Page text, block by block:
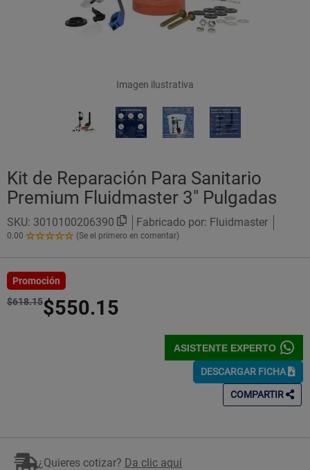
Imagen ilustrativa
Kit de Reparación Para Sanitario
Premium Fluidmaster 3" Pulgadas
SKU: 3010100206390 Fabricado por: Fluidmaster
0.00
0.00
Estrellas!
(Se el primero en comentar)
Promoción
$618.15$550.15
ASISTENTE EXPERTO
DESCARGAR FICHA
COMPARTIR
¿Quieres cotizar? Da clic aquí